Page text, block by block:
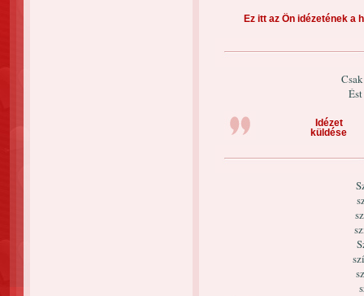
Ez itt az Ön idézetének a
Idézet
küldése